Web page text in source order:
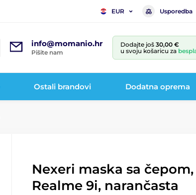
EUR Usporedba
info@momanio.hr
Pišite nam
Dodajte još 30,00 €
u svoju košaricu za
Ostali brandovi Dodatna oprema
Nexeri maska sa čepom,
Realme 9i, narančasta